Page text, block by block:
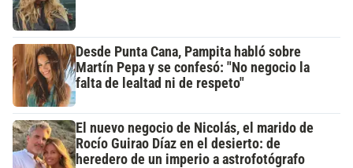
Desde Punta Cana, Pampita habló sobre
Martín Pepa y se confesó: "No negocio la
falta de lealtad ni de respeto"
El nuevo negocio de Nicolás, el marido de
Rocío Guirao Díaz en el desierto: de
heredero de un imperio a astrofotógrafo